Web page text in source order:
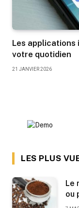
Les
votre quotidien
21 JANVIER 2026
LES PLUS
Le
ou